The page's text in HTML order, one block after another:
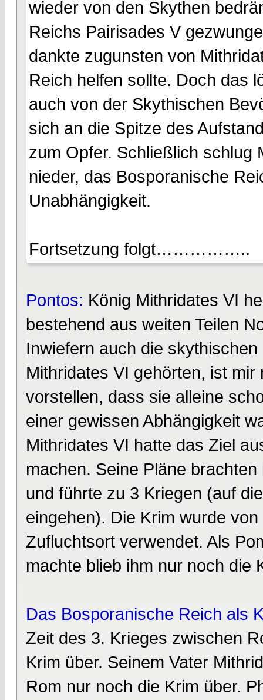
wieder von den Skythen
Reichs Pairisades V
dankte zugunsten von
Reich helfen sollte. Doch das
auch von der Skythischen
sich an die Spitze des
zum Opfer. Schließlich schlug
nieder, das Bosporanische
Unabhängigkeit.
Fortsetzung folgt……………..
Pontos: König Mithridates VI
bestehend aus weiten Teilen
Inwiefern auch die
Mithridates VI gehörten, ist
vorstellen, dass sie alleine
einer gewissen Abhängigkeit
Mithridates VI hatte das Ziel
machen. Seine Pläne
und führte zu 3 Kriegen (auf
eingehen). Die Krim wurde
Zufluchtsort verwendet. Als
machte blieb ihm nur noch die
Das Bosporanische Reich als
Zeit des 3. Krieges zwischen
Krim über. Seinem Vater
Rom nur noch die Krim über.